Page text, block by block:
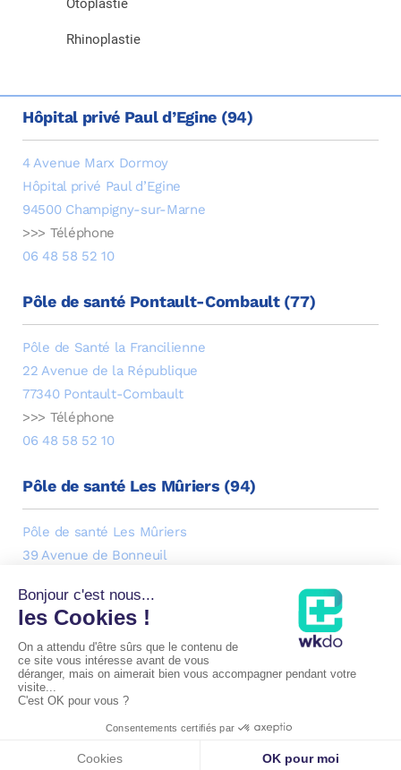
Otoplastie
Rhinoplastie
Hôpital privé Paul d’Egine (94)
4 Avenue Marx Dormoy
Hôpital privé Paul d’Egine
94500 Champigny-sur-Marne
>>> Téléphone
06 48 58 52 10
Pôle de santé Pontault-Combault (77)
Pôle de Santé la Francilienne
22 Avenue de la République
77340 Pontault-Combault
>>> Téléphone
06 48 58 52 10
Pôle de santé Les Mûriers (94)
Pôle de santé Les Mûriers
39 Avenue de Bonneuil
>>> Téléphone
06 48 58 52 10
Copyright WKDO © Docteur Tantely Ranoarivony